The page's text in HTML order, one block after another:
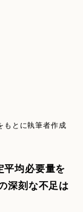
もとに執筆者作成
平均必要量を
深刻な不足は